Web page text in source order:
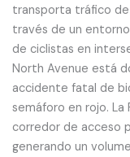
transporta tráfico
través de un
de ciclistas en
North Avenue está
accidente fatal de
semáforo en rojo. La
corredor de acceso
generando un